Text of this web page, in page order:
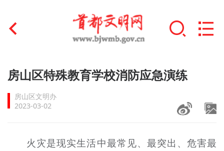
首页
文明创建
文明培育
+
房山区特殊教育学校消防应急演练
房山区文明办
2023-03-02
火灾是现实生活中最常见、最突出、危害最